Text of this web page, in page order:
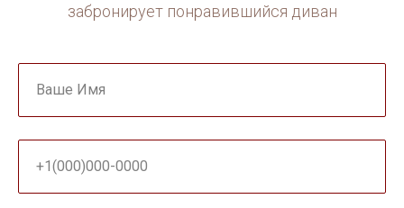
забронирует понравившийся диван
Ваше Имя
+1(000)000-0000